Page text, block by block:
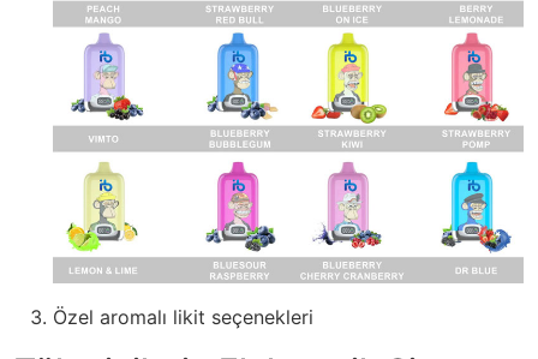
Özel aromalı likit seçenekleri